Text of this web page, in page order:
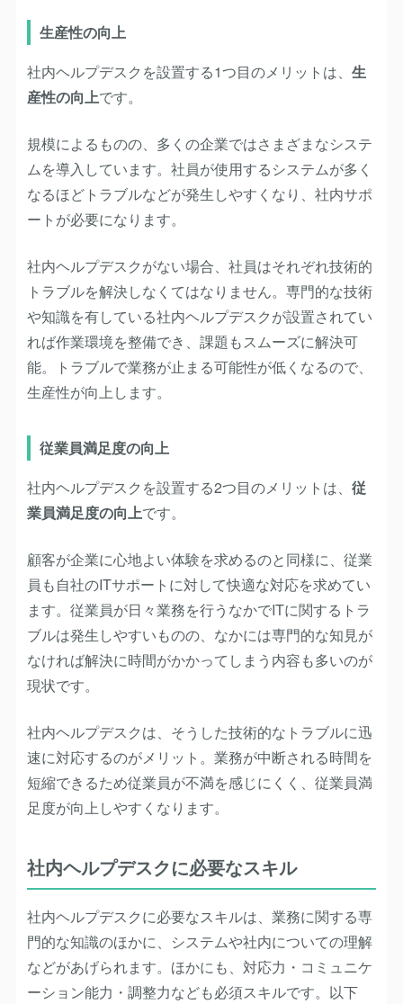
生産性の向上
社内ヘルプデスクを設置する1つ目のメリット は、 生
産性の向上です。
規模によるものの、多くの企業ではさまざまなシステ
ムを導入しています。社員が使用するシステムが多く
なるほどトラブルなどが発生しやすくなり、社内サポ
ートが必要になります。
社内ヘルプデスクがない場合、社員はそれぞれ技術的
トラブルを解決しなくてはなりません。専門的な技術
や知識を有している社内ヘルプデスクが設置されてい
れば作業環境を整備でき、課題もスムーズに解決可
能。トラブルで業務が止まる可能性が低くなるので、
生産性が向上します。
従業員満足度の向上
社内ヘルプデスクを設置する2つ目のメリット は、 従
業員満足度の向上です。
顧客が企業に心地よい体験を求めるのと同様に、従業
員も自社のITサポートに対して快適な対応を求めてい
ます。従業員が日々業務を行うなかでITに関するトラ
ブルは発生しやすいものの、なかには専門的な知見が
なければ解決に時間がかかってしまう内容も多いのが
現状です。
社内ヘルプデスクは、そうした技術的なトラブルに迅
速に対応するのがメリット。業務が中断される時間を
短縮できるため従業員が不満を感じにくく、従業員満
足度が向上しやすくなります。
社内ヘルプデスクに必要なスキル
社内ヘルプデスクに必要なスキルは、業務に関する専
門的な知識のほかに、システムや社内についての理解
などがあげられます。ほかにも、対応力・コミュニケ
ーション能力・調整力なども必須スキルです。以下